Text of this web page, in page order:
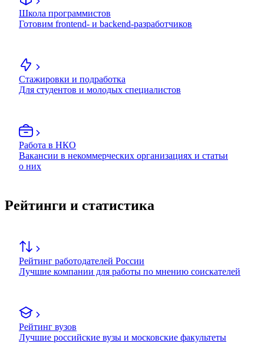
Школа программистов
Готовим frontend- и backend-разработчиков
Стажировки и подработка
Для студентов и молодых специалистов
Работа в НКО
Вакансии в некоммерческих организациях и статьи
о них
Рейтинги и статистика
Рейтинг работодателей России
Лучшие компании для работы по мнению соискателей
Рейтинг вузов
Лучшие российские вузы и московские факультеты